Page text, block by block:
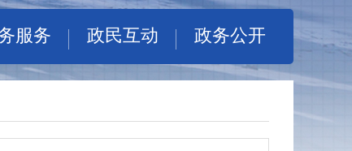
服务 政民互动 政务公开